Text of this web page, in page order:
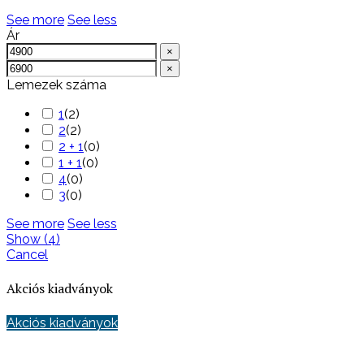
See more See less
Ár
×
×
Lemezek száma
1(2)
2(2)
2 + 1(0)
1 + 1(0)
4(0)
3(0)
See more See less
Show (4)
Cancel
Akciós kiadványok
Akciós kiadványok